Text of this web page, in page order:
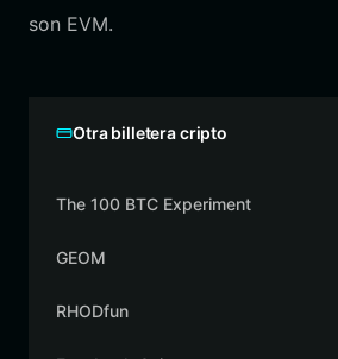
son EVM.
Otra billetera cripto
The 100 BTC Experiment
GEOM
RHODfun